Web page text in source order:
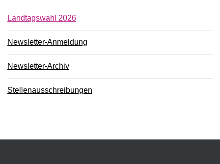
Landtagswahl 2026
Newsletter-Anmeldung
Newsletter-Archiv
Stellenausschreibungen